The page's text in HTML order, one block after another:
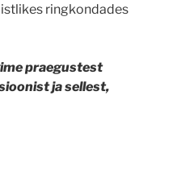
ringkondades
praegustest
ja sellest,